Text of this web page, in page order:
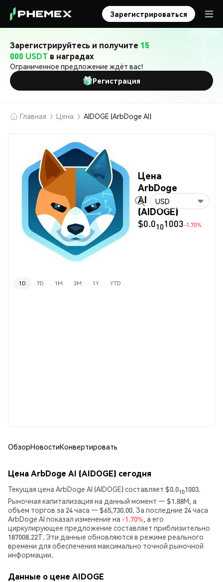
Зарегистрироваться
Зарегистрируйтесь и получите 15
000 USDT в наградах
Ограниченное предложение ждёт вас!
Регистрация
Главная Цена AIDOGE (ArbDoge AI)
Цена
ArbDoge
AI
(AIDOGE)
$0.0101003-1.70%
USD
1D 7D 1M 3M 1Y YTD
ОбзорНовостиКонвертировать
Цена ArbDoge AI (AIDOGE) сегодня
Текущая цена ArbDoge AI (AIDOGE) составляет $0.0101003.
Рыночная капитализация на данный момент — $1.88M, а
объем торгов за 24 часа — $65,730.00. За последние 24 часа
ArbDoge AI показал изменение на -1.70%, а его
циркулирующее предложение составляет приблизительно
187008.22T. Эти данные обновляются в режиме реального
времени для обеспечения максимально точной рыночной
информации.
Данные о цене AIDOGE